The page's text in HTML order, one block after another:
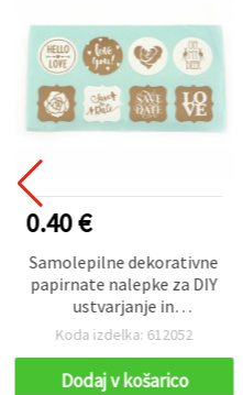
0.40 €
Samolepilne dekorativne
papirnate nalepke za DIY
ustvarjanje in
scrapbooking, 36 × 36
Koda izdelka: 612052
Dodaj v košarico